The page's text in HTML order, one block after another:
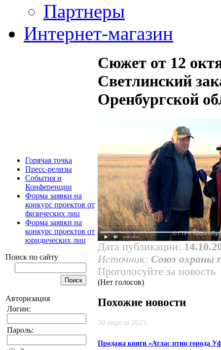
Партнеры
Интернет-магазин
Горячая точка
Пресс-релизы
События и
Конференции
Форма заявки на
конкурс проектов от
физических лиц
Форма заявки на
конкурс проектов от
юридических лиц
Поиск по сайту
Авторизация
Логин:
Пароль:
Сюжет от 12
Светлинский
Оренбургской
Дата публикации:
Источник: Союз охраны
Проголосуйте за новость
(Нет голосов)
Похожие новости
30 апреля 2025
Продажа книги «Атлас птиц города